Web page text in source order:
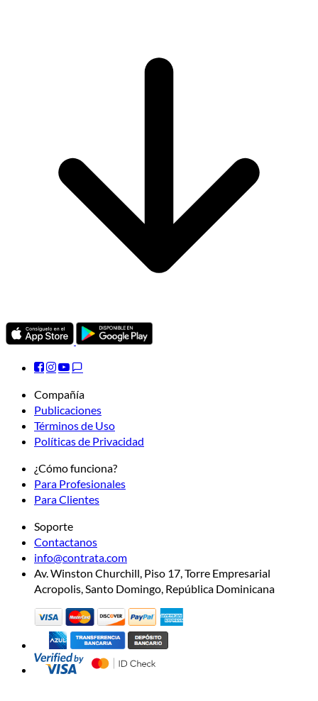
Compañía
Publicaciones
Términos de Uso
Políticas de Privacidad
¿Cómo funciona?
Para Profesionales
Para Clientes
Soporte
Contactanos
info@contrata.com
Av. Winston Churchill, Piso 17, Torre Empresarial
Acropolis, Santo Domingo, República Dominicana